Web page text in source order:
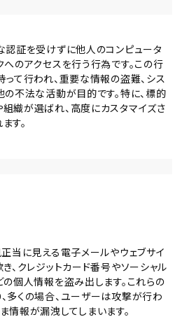
認証を受けずに他人のコンピュータ
へのアクセスを行う行為です。この行
って行われ、重要な情報の盗難、シス
の不法な活動が目的です。特に、標的
織が選ばれ、高度にカスタマイズさ
す。
正当に見える電子メールやウェブサイ
、クレジットカード番号やソーシャル
の個人情報を盗み出します。これらの
多くの場合、ユーザーは攻撃が行わ
情報が漏洩してしまいます。